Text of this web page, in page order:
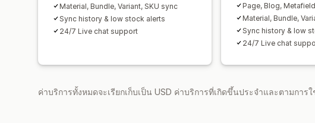
Material, Bundle, Variant, SKU sync
Sync history & low stock alerts
24/7 Live chat support
Page, Blog,
Material, Bundle,
Sync history & low
24/7 Live chat
ค่าบริการทั้งหมดจะเรียกเก็บเป็น USD ค่าบริการที่เกิดขึ้นประจำและตามการ